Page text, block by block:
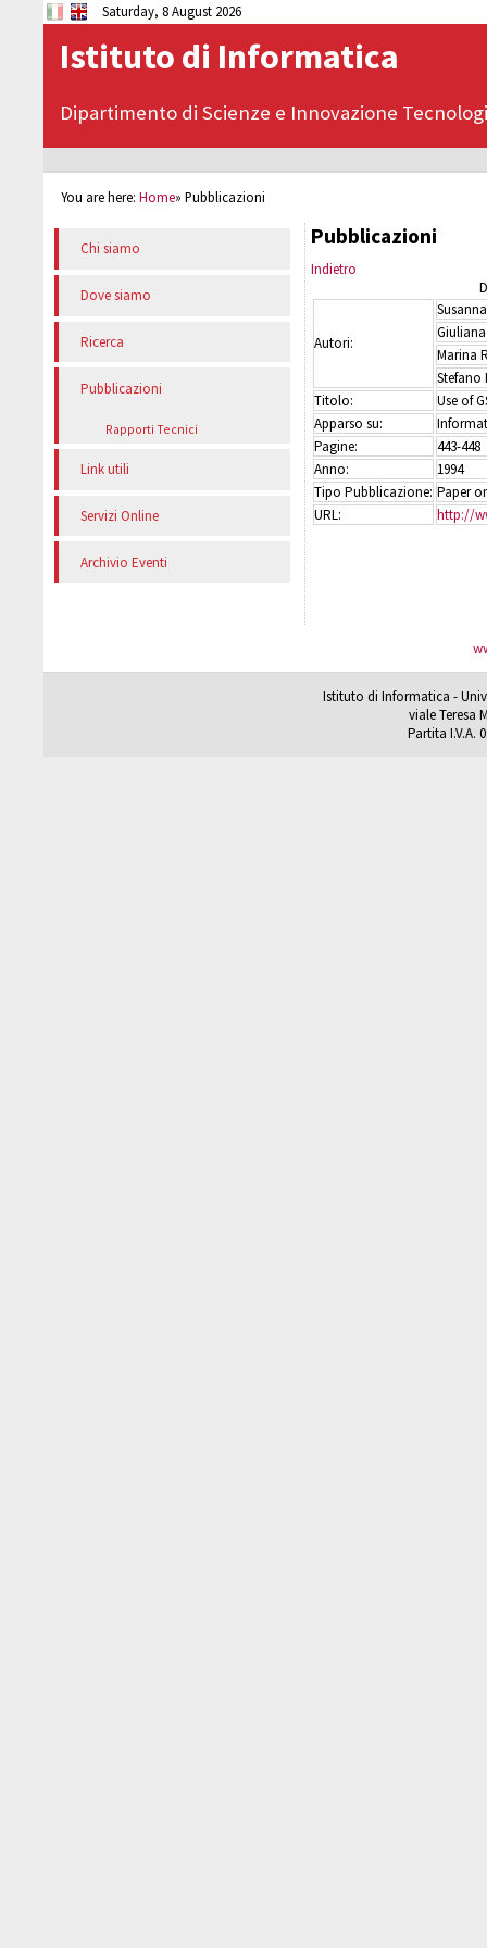
Saturday, 8 August 2026
Istituto di Informatica
Dipartimento di Scienze e Innovazione
You are here:Home»Pubblicazioni
Chi siamo
Dove siamo
Ricerca
Pubblicazioni
Rapporti Tecnici
Link utili
Servizi Online
Archivio Eventi
Pubblicazioni
Indietro
Autori:
Marina
Stefano
Titolo:
Use of
Apparso su:
Pagine:
443-448
Anno:
1994
Tipo Pubblicazione: Paper
URL:
http://
Istituto di Informatica -
viale Teresa
Partita I.V.A.